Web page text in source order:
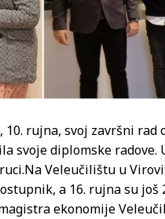
rujna, svoj završni rad
svoje diplomske
Na Veleučilištu u
a 16. rujna su još
ekonomije